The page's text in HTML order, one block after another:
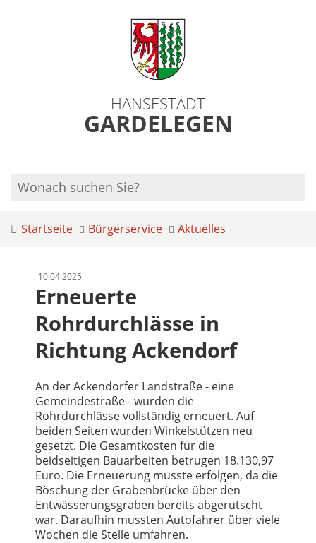
HANSESTADT
GARDELEGEN
Startseite Bürgerservice Aktuelles
10.04.2025
Erneuerte
Rohrdurchlässe in
Richtung Ackendorf
An der Ackendorfer Landstraße - eine
Gemeindestraße - wurden die
Rohrdurchlässe vollständig erneuert. Auf
beiden Seiten wurden Winkelstützen neu
gesetzt. Die Gesamtkosten für die
beidseitigen Bauarbeiten betrugen 18.130,97
Euro. Die Erneuerung musste erfolgen, da die
Böschung der Grabenbrücke über den
Entwässerungsgraben bereits abgerutscht
war. Daraufhin mussten Autofahrer über viele
Wochen die Stelle umfahren.